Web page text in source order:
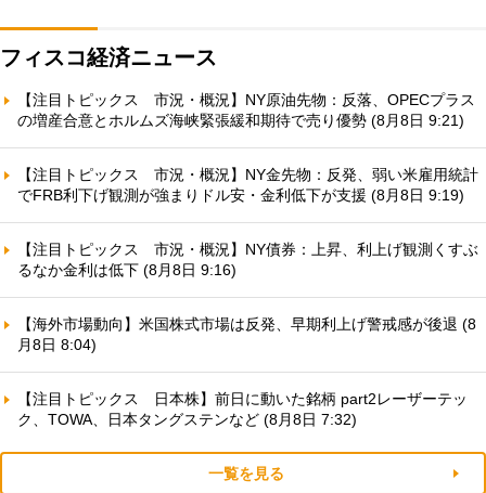
フィスコ経済ニュース
【注目トピックス 市況・概況】NY原油先物：反落、OPECプラス
の増産合意とホルムズ海峡緊張緩和期待で売り優勢 (8月8日 9:21)
【注目トピックス 市況・概況】NY金先物：反発、弱い米雇用統計
でFRB利下げ観測が強まりドル安・金利低下が支援 (8月8日 9:19)
【注目トピックス 市況・概況】NY債券：上昇、利上げ観測くすぶ
るなか金利は低下 (8月8日 9:16)
【海外市場動向】米国株式市場は反発、早期利上げ警戒感が後退 (8
月8日 8:04)
【注目トピックス 日本株】前日に動いた銘柄 part2レーザーテッ
ク、TOWA、日本タングステンなど (8月8日 7:32)
一覧を見る